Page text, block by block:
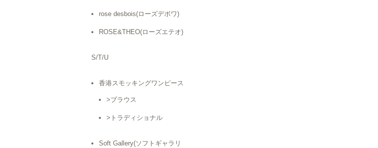
rose desbois(ローズデボワ)
ROSE&THEO(ローズエテオ)
S/T/U
香港スモッキングワンピース
>ブラウス
>トラディショナル
Soft Gallery(ソフトギャラリ